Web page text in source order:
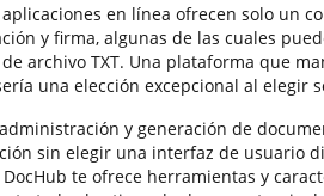
en línea ofrecen solo un
y firma, algunas de las cuales
archivo TXT. Una plataforma que
una elección excepcional al elegir
y generación de
sin elegir una interfaz de usuario
DocHub te ofrece herramientas y